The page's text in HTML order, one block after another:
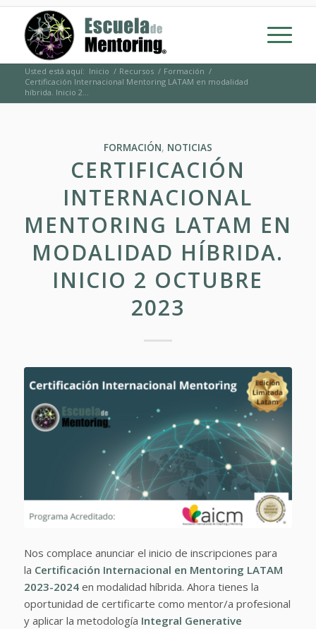
Usted está aquí: Inicio / Recursos / Formación /
Certificación Internacional Mentoring LATAM en modalidad
híbrida. Inicio 2...
FORMACIÓN, NOTICIAS
CERTIFICACIÓN
INTERNACIONAL
MENTORING LATAM EN
MODALIDAD HÍBRIDA.
INICIO 2 OCTUBRE
2023
Nos complace anunciar el inicio de inscripciones para
la Certificación Internacional en Mentoring LATAM
2023-2024en modalidad híbrida. Ahora tienes la
oportunidad de certificarte como mentor/a profesional
y aplicar la metodología Integral Generative